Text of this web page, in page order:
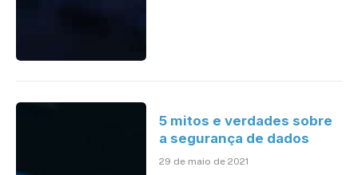
5 mitos e verdades sobre
a segurança de dados
29 de maio de 2021